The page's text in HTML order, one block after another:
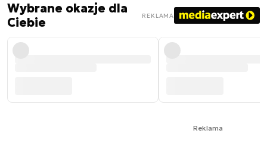
Wybrane okazje dla
Ciebie
REKLAMA
Reklama